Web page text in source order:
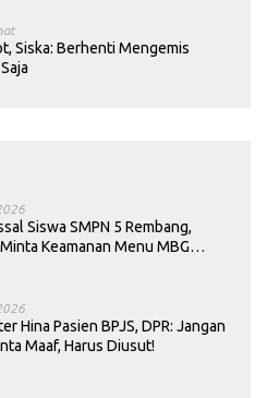
Siska: Berhenti Mengemis
Siswa SMPN 5 Rembang,
Keamanan Menu MBG
Hina Pasien BPJS, DPR: Jangan
Maaf, Harus Diusut!